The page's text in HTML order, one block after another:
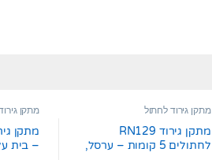
מתקן גירוד לחתול
מתקן גירוד RN129
לחתולים 5 קומות – ערסל,
מתקן
– בית